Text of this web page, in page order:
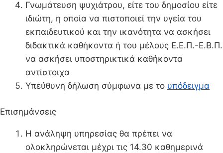
Γνωμάτευση ψυχιάτρου, είτε του δημοσίου είτε
ιδιώτη, η οποία να πιστοποιεί την υγεία του
εκπαιδευτικού και την ικανότητα να ασκήσει
διδακτικά καθήκοντα ή του μέλους Ε.Ε.Π.-Ε.Β.Π.
να ασκήσει υποστηρικτικά καθήκοντα
αντίστοιχα
Υπεύθυνη δήλωση σύμφωνα με το υπόδειγμα
Επισημάνσεις
Η ανάληψη υπηρεσίας θα πρέπει να
ολοκληρώνεται μέχρι τις 14.30 καθημερινά